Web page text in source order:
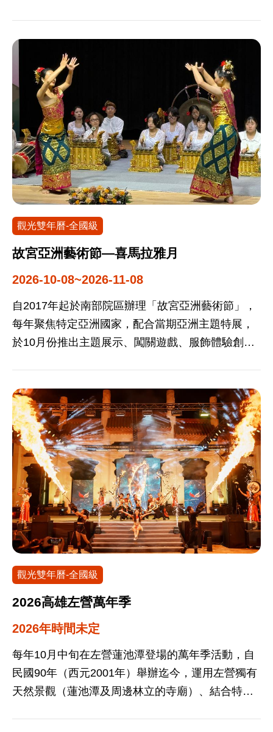
觀光雙年曆-全國級
故宮亞洲藝術節—喜馬拉雅月
2026-10-08~2026-11-08
自2017年起於南部院區辦理「故宮亞洲藝術節」，
每年聚焦特定亞洲國家，配合當期亞洲主題特展，
於10月份推出主題展示、闖關遊戲、服飾體驗創意
文化系列活動，每年度活動辦理期間吸引8萬至10萬
國內外遊客參與體驗。
觀光雙年曆-全國級
2026高雄左營萬年季
2026年時間未定
每年10月中旬在左營蓮池潭登場的萬年季活動，自
民國90年（西元2001年）舉辦迄今，運用左營獨有
天然景觀（蓮池潭及周邊林立的寺廟）、結合特殊